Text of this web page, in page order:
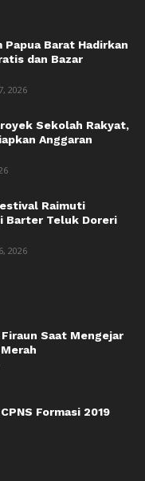
Barat Hadirkan
dan Bazar
2026
Sekolah Rakyat,
Anggaran
Raimuti
Barter Teluk Doreri
2026
Saat Mengejar
Formasi 2019